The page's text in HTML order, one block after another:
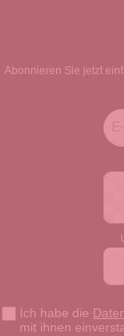
Abonnieren Sie jetzt
Ich habe die
mit ihnen